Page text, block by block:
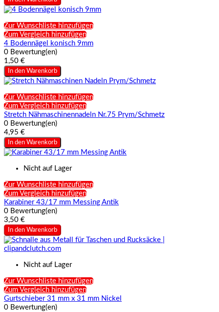
Zur Wunschliste hinzufügen
Zum Vergleich hinzufügen
4 Bodennägel konisch 9mm
0 Bewertung(en)
1,50 €
In den Warenkorb
Zur Wunschliste hinzufügen
Zum Vergleich hinzufügen
Stretch Nähmaschinennadeln Nr.75 Prym/Schmetz
0 Bewertung(en)
4,95 €
In den Warenkorb
Nicht auf Lager
Zur Wunschliste hinzufügen
Zum Vergleich hinzufügen
Karabiner 43/17 mm Messing Antik
0 Bewertung(en)
3,50 €
In den Warenkorb
Nicht auf Lager
Zur Wunschliste hinzufügen
Zum Vergleich hinzufügen
Gurtschieber 31 mm x 31 mm Nickel
0 Bewertung(en)